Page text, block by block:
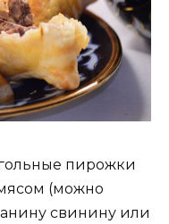
пирожки
(можно
свинину или